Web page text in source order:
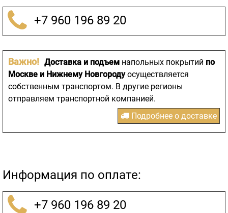
+7 960 196 89 20
Важно! Доставка и подъем напольных покрытий по
Москве и Нижнему Новгородуосуществляется
собственным транспортом. В другие регионы
отправляем транспортной компанией.
Подробнее о доставке
Информация по оплате:
+7 960 196 89 20